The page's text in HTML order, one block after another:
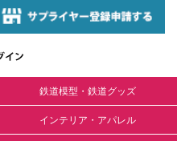
鉄道模型・鉄道グッズ
インテリア・アパレル